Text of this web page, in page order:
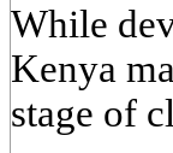
While
Kenya
stage of